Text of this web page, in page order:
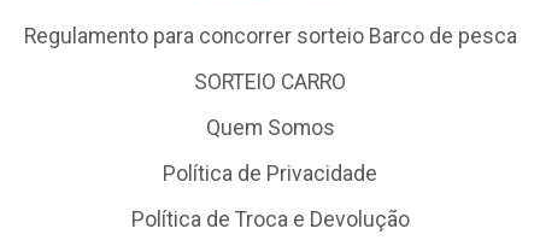
Regulamento para concorrer sorteio Barco de pesca
SORTEIO CARRO
Quem Somos
Política de Privacidade
Política de Troca e Devolução